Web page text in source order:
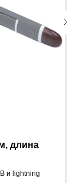
длина
и lightning